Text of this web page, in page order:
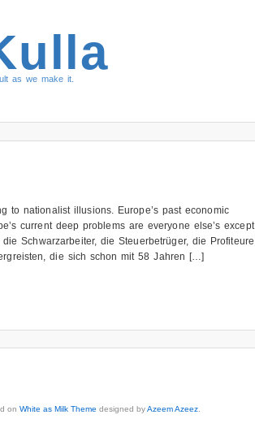
as we make it.
to nationalist illusions. Europe’s past economic
current deep problems are everyone else’s except
Schwarzarbeiter, die Steuerbetrüger, die Profiteure
die sich schon mit 58 Jahren […]
onWhite as Milk Theme designed byAzeem Azeez